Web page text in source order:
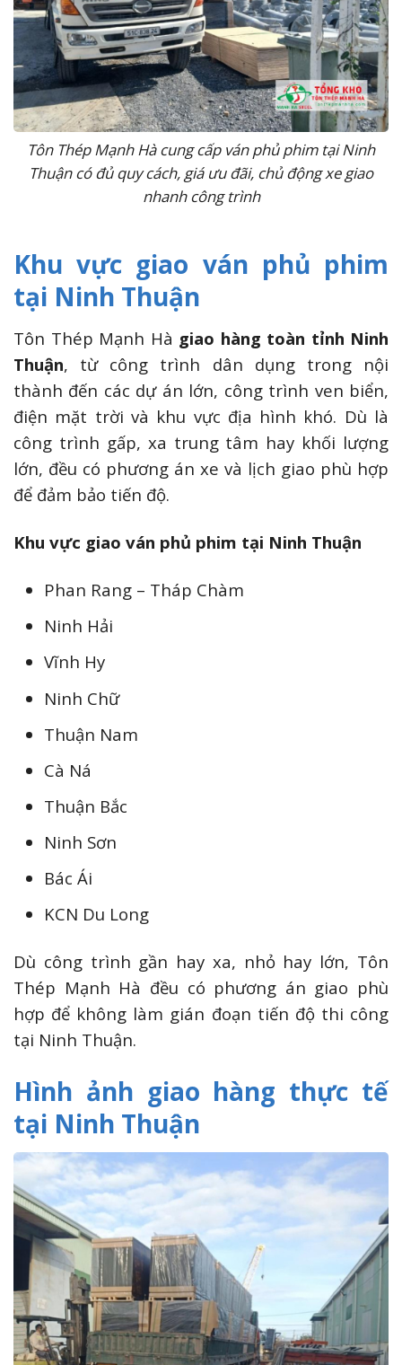
Tôn Thép Mạnh Hà cung cấp ván phủ phim tại Ninh
Thuận có đủ quy cách, giá ưu đãi, chủ động xe giao
nhanh công trình
Khu vực giao ván phủ phim
tại Ninh Thuận
Tôn Thép Mạnh Hà giao hàng toàn tỉnh Ninh
Thuận, từ công trình dân dụng trong nội
thành đến các dự án lớn, công trình ven biển,
điện mặt trời và khu vực địa hình khó. Dù là
công trình gấp, xa trung tâm hay khối lượng
lớn, đều có phương án xe và lịch giao phù hợp
để đảm bảo tiến độ.
Khu vực giao ván phủ phim tại Ninh Thuận
Phan Rang – Tháp Chàm
Ninh Hải
Vĩnh Hy
Ninh Chữ
Thuận Nam
Cà Ná
Thuận Bắc
Ninh Sơn
Bác Ái
KCN Du Long
Dù công trình gần hay xa, nhỏ hay lớn, Tôn
Thép Mạnh Hà đều có phương án giao phù
hợp để không làm gián đoạn tiến độ thi công
tại Ninh Thuận.
Hình ảnh giao hàng thực tế
tại Ninh Thuận